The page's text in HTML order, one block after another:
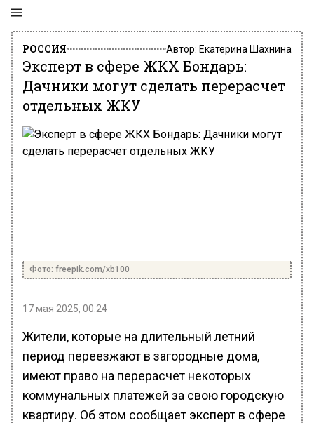
РОССИЯ Автор: Екатерина Шахнина
Эксперт в сфере ЖКХ Бондарь:
Дачники могут сделать перерасчет
отдельных ЖКУ
Фото: freepik.com/xb100
17 мая 2025, 00:24
Жители, которые на длительный летний
период переезжают в загородные дома,
имеют право на перерасчет некоторых
коммунальных платежей за свою городскую
квартиру. Об этом сообщает эксперт в сфере